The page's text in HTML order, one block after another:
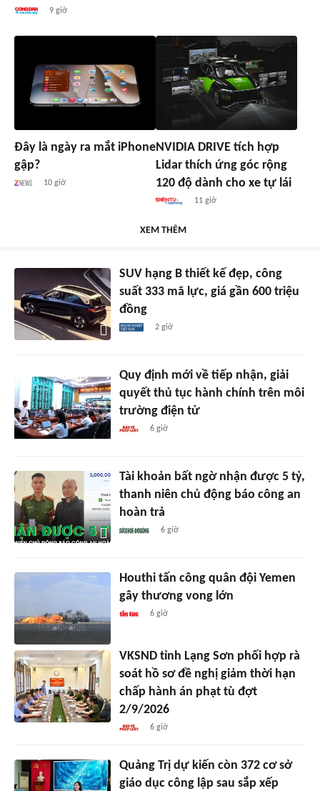
9 giờ
Đây là ngày ra mắt iPhone
gập?
10 giờ
NVIDIA DRIVE tích hợp
Lidar thích ứng góc rộng
120 độ dành cho xe tự lái
11 giờ
XEM THÊM
SUV hạng B thiết kế đẹp, công
suất 333 mã lực, giá gần 600 triệu
đồng
2 giờ
Quy định mới về tiếp nhận, giải
quyết thủ tục hành chính trên môi
trường điện tử
6 giờ
Tài khoản bất ngờ nhận được 5 tỷ,
thanh niên chủ động báo công an
hoàn trả
6 giờ
Houthi tấn công quân đội Yemen
gây thương vong lớn
6 giờ
VKSND tỉnh Lạng Sơn phối hợp rà
soát hồ sơ đề nghị giảm thời hạn
chấp hành án phạt tù đợt
2/9/2026
6 giờ
Quảng Trị dự kiến còn 372 cơ sở
giáo dục công lập sau sắp xếp